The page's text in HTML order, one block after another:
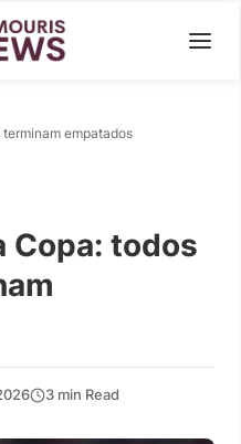
empatados
Copa: todos
3 min Read